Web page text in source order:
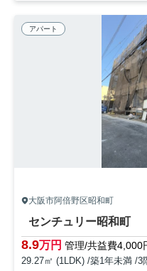
アパート
大阪市阿倍野区昭和町
センチュリー昭和町
8.9万円 管理/共益費4,000
29.27㎡ (1LDK) /築1年未満 /3